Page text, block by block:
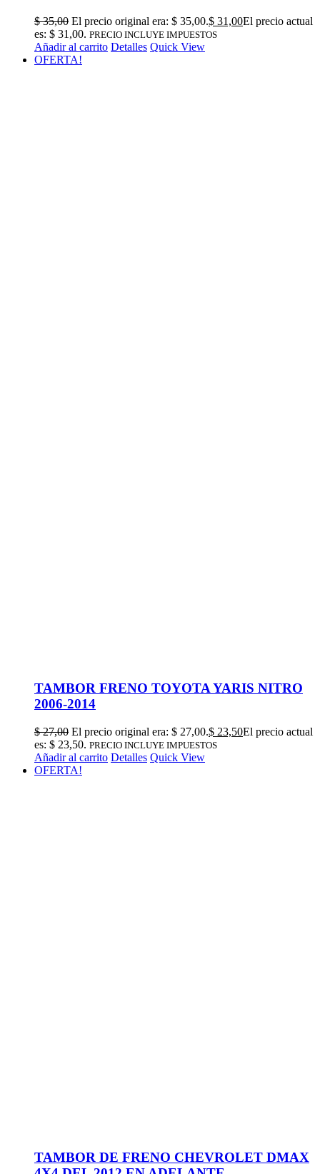
$35,00 El precio original era: $ 35,00.$ 31,00El precio actual
es: $ 31,00. PRECIO INCLUYE IMPUESTOS
Añadir al carrito Detalles Quick View
OFERTA!
TAMBOR FRENO TOYOTA YARIS NITRO
2006-2014
$27,00 El precio original era: $ 27,00.$ 23,50El precio actual
es: $ 23,50. PRECIO INCLUYE IMPUESTOS
Añadir al carrito Detalles Quick View
OFERTA!
TAMBOR DE FRENO CHEVROLET DMAX